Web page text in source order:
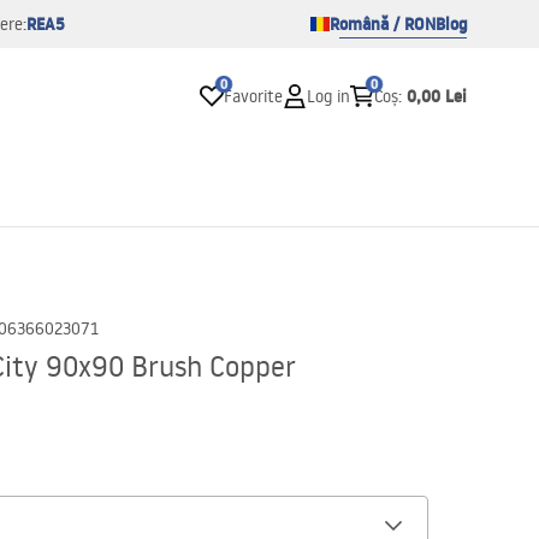
REA5 Română / RONBlog
0
Favorite Log in
0
Coș: 0,00 Lei
90x90 Brush Copper